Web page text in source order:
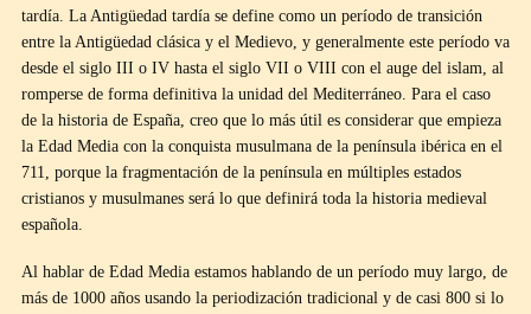
tardía. La Antigüedad tardía se define como un período de transición
entre la Antigüedad clásica y el Medievo, y generalmente este período va
desde el siglo III o IV hasta el siglo VII o VIII con el auge del islam, al
romperse de forma definitiva la unidad del Mediterráneo. Para el caso
de la historia de España, creo que lo más útil es considerar que empieza
la Edad Media con la conquista musulmana de la península ibérica en el
711, porque la fragmentación de la península en múltiples estados
cristianos y musulmanes será lo que definirá toda la historia medieval
española.
Al hablar de Edad Media estamos hablando de un período muy largo, de
más de 1000 años usando la periodización tradicional y de casi 800 si lo